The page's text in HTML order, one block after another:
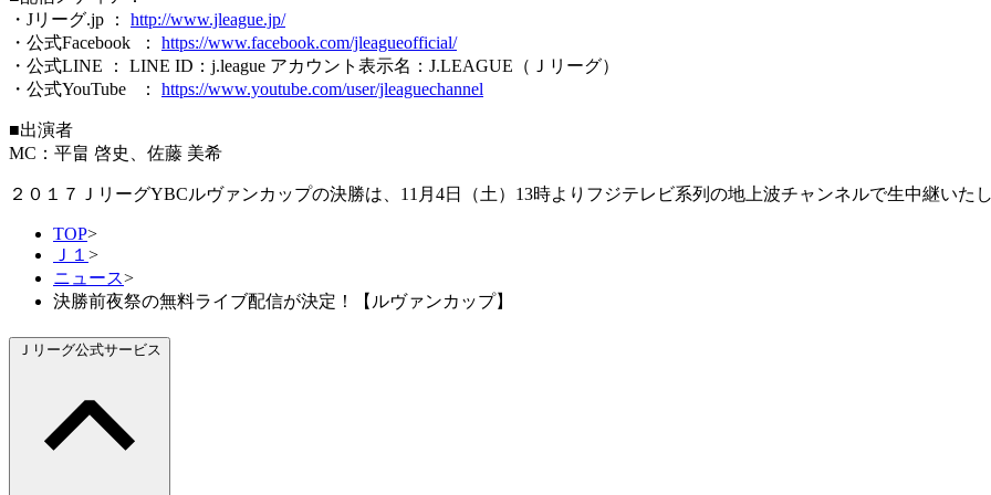
・Jリーグ.jp ： http://www.jleague.jp/
・公式Facebook ： https://www.facebook.com/jleagueofficial/
・公式LINE ： LINE ID：j.league アカウント表示名：J.LEAGUE（Ｊリーグ）
・公式YouTube ： https://www.youtube.com/user/jleaguechannel
​■出演者
MC：平畠 啓史、佐藤 美希
２０１７ＪリーグYBCルヴァンカップの決勝は、11月4日（土）13時よりフジテレビ系列の地上波チャンネルで生中継いた
TOP>
Ｊ１ >
ニュース>
決勝前夜祭の無料ライブ配信が決定！【ルヴァンカップ】
Ｊリーグ公式サービス